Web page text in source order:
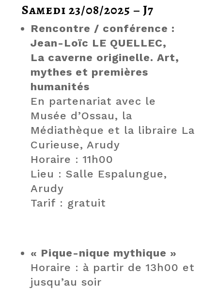
Samedi 23/08/2025 – J7
Rencontre / conférence :
Jean-Loïc LE QUELLEC,
La caverne originelle. Art,
mythes et premières
humanités
En partenariat avec le
Musée d’Ossau, la
Médiathèque et la libraire La
Curieuse, Arudy
Horaire : 11h00
Lieu : Salle Espalungue,
Arudy
Tarif : gratuit
« Pique-nique mythique »
Horaire : à partir de 13h00 et
jusqu’au soir